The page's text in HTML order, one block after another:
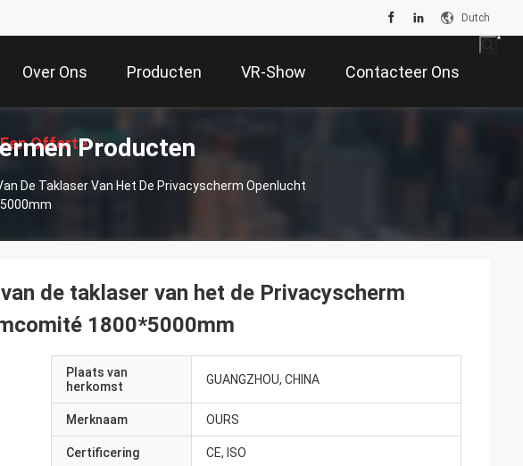
Dutch
Over Ons Producten VR-Show Contacteer Ons
OfferteProducten
De Taklaser Van Het De Privacyscherm Openlucht
de taklaser van het de Privacyscherm
1800*5000mm
Plaats van
herkomst
GUANGZHOU, CHINA
Merknaam OURS
Certificering CE, ISO